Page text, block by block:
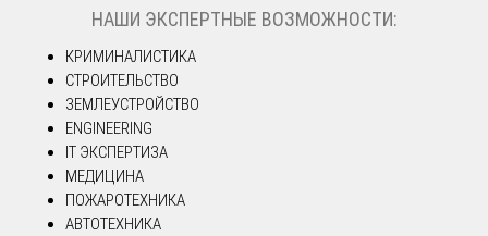
НАШИ ЭКСПЕРТНЫЕ ВОЗМОЖНОСТИ:
КРИМИНАЛИСТИКА
СТРОИТЕЛЬСТВО
ЗЕМЛЕУСТРОЙСТВО
ENGINEERING
IT ЭКСПЕРТИЗА
МЕДИЦИНА
ПОЖАРОТЕХНИКА
АВТОТЕХНИКА